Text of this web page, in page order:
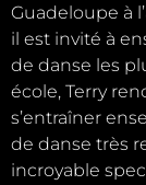
Guadeloupe à
il est invité à
de danse les
école, Terry
s’entraîner
de danse très
incroyable